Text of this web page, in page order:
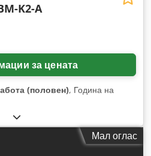
K2-A
за цената
(половен), Година на
Мал оглас